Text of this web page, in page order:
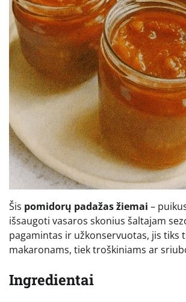
Šis pomidorų padažas žiemai –
išsaugoti vasaros skonius šaltajam
pagamintas ir užkonservuotas, jis tiks
makaronams, tiek troškiniams ar
Ingredientai